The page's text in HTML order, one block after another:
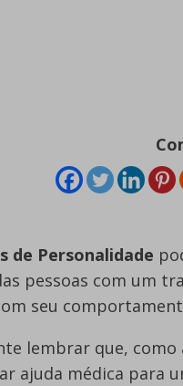
de Personalidade
pessoas com um
seu
lembrar que, como
ajuda médica para